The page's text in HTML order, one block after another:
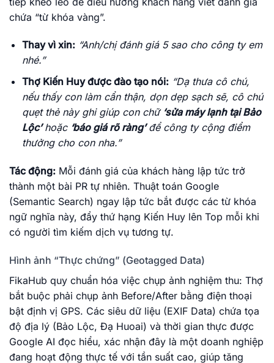
chứa “từ khóa vàng”.
Thay vì xin: “Anh/chị đánh giá 5 sao cho công ty em
nhé.”
Thợ Kiến Huy được đào tạo nói: “Dạ thưa cô chú,
nếu thấy con làm cẩn thận, dọn dẹp sạch sẽ, cô chú
quẹt thẻ này ghi giúp con chữ ‘sửa máy lạnh tại Bảo
Lộc’hoặc ‘báo giá rõ ràng’để công ty cộng điểm
thưởng cho con nha.”
Tác động: Mỗi đánh giá của khách hàng lập tức trở
thành một bài PR tự nhiên. Thuật toán Google
(Semantic Search) ngay lập tức bắt được các từ khóa
ngữ nghĩa này, đẩy thứ hạng Kiến Huy lên Top mỗi khi
có người tìm kiếm dịch vụ tương tự.
Hình ảnh “Thực chứng” (Geotagged Data)
FikaHub quy chuẩn hóa việc chụp ảnh nghiệm thu: Thợ
bắt buộc phải chụp ảnh Before/After bằng điện thoại
bật định vị GPS. Các siêu dữ liệu (EXIF Data) chứa tọa
độ địa lý (Bảo Lộc, Đạ Huoai) và thời gian thực được
Google AI đọc hiểu, xác nhận đây là một doanh nghiệp
đang hoạt động thực tế với tần suất cao, giúp tăng